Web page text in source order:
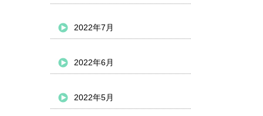
2022年7月
2022年6月
2022年5月